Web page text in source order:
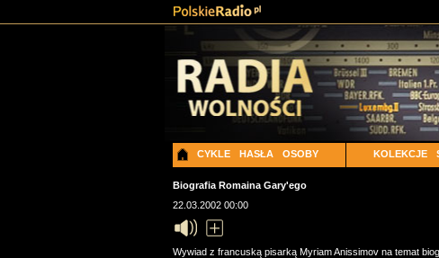
CYKLE HASŁA OSOBY KOLEKCJE
Biografia Romaina Gary'ego
22.03.2002 00:00
Wywiad z francuską pisarką Myriam Anissimov na temat